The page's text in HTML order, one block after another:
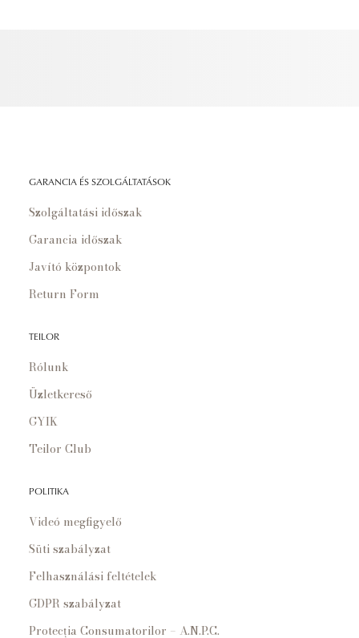
GARANCIA ÉS SZOLGÁLTATÁSOK
Szolgáltatási időszak
Garancia időszak
Javító központok
Return Form
TEILOR
Rólunk
Üzletkereső
GYIK
Teilor Club
POLITIKA
Videó megfigyelő
Süti szabályzat
Felhasználási feltételek
GDPR szabályzat
Protecția Consumatorilor – A.N.P.C.